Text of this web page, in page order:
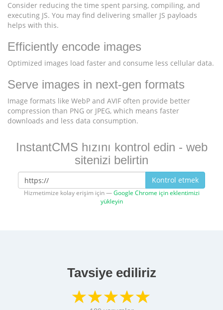
Consider reducing the time spent parsing, compiling, and
executing JS. You may find delivering smaller JS payloads
helps with this.
Efficiently encode images
Optimized images load faster and consume less cellular data.
Serve images in next-gen formats
Image formats like WebP and AVIF often provide better
compression than PNG or JPEG, which means faster
downloads and less data consumption.
InstantCMS hızını kontrol edin - web
sitenizi belirtin
Kontrol etmek
Hizmetimize kolay erişim için —Google Chrome için eklentimizi
yükleyin
Tavsiye ediliriz